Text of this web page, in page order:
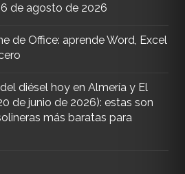
de agosto de 2026
de Office: aprende Word, Excel
diésel hoy en Almería y El
de junio de 2026): estas son
más baratas para